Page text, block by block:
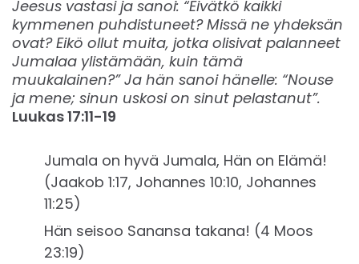
Jeesus vastasi ja sanoi: “Eivätkö kaikki
kymmenen puhdistuneet? Missä ne yhdeksän
ovat? Eikö ollut muita, jotka olisivat palanneet
Jumalaa ylistämään, kuin tämä
muukalainen?” Ja hän sanoi hänelle: “Nouse
ja mene; sinun uskosi on sinut pelastanut”.
Luukas 17:11-19
Jumala on hyvä Jumala, Hän on Elämä!
(Jaakob 1:17, Johannes 10:10, Johannes
11:25)
Hän seisoo Sanansa takana! (4 Moos
23:19)